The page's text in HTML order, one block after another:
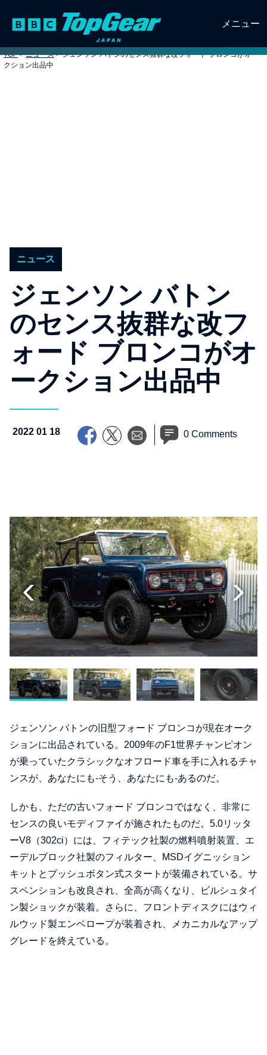
メニュー
TOP > ニュース > ジェンソン バトンのセンス抜群な改フォード ブロンコがオー
クション出品中
ニュース
ジェンソン バトン
のセンス抜群な改フ
ォード ブロンコがオ
ークション出品中
2022 01 18 0 Comments
ジェンソン バトンの旧型フォード ブロンコが現在オーク
ションに出品されている。2009年のF1世界チャンピオン
が乗っていたクラシックなオフロード車を手に入れるチャ
ンスが、あなたにも-そう、あなたにも-あるのだ。
しかも、ただの古いフォード ブロンコではなく、非常に
センスの良いモディファイが施されたものだ。5.0リッタ
ーV8（302ci）には、フィテック社製の燃料噴射装置、エ
ーデルブロック社製のフィルター、MSDイグニッション
キットとプッシュボタン式スタートが装備されている。サ
スペンションも改良され、全高が高くなり、ビルシュタイ
ン製ショックが装着。さらに、フロントディスクにはウィ
ルウッド製エンベロープが装着され、メカニカルなアップ
グレードを終えている。